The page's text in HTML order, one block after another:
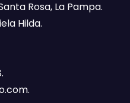
Rosa, La Pampa.
Hilda.
.